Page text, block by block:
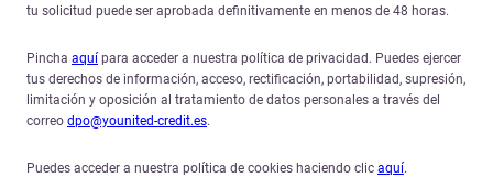
tu solicitud puede ser aprobada definitivamente en menos de 48 horas.
Pincha aquí para acceder a nuestra política de privacidad. Puedes ejercer
tus derechos de información, acceso, rectificación, portabilidad, supresión,
limitación y oposición al tratamiento de datos personales a través del
correo dpo@younited-credit.es.
Puedes acceder a nuestra política de cookies haciendo clic aquí.